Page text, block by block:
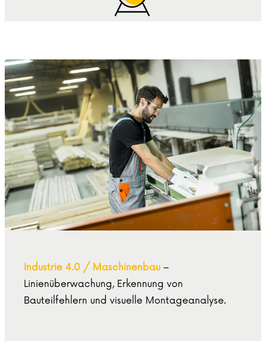
Industrie 4.0 / Maschinenbau –
Linienüberwachung, Erkennung von
Bauteilfehlern und visuelle Montageanalyse.